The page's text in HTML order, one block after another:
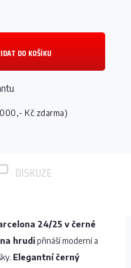
Kč zdarma)
DO KOŠÍKU
DISKUZE
24/25 v černé
hrudipřináší moderní a
Elegantní černý